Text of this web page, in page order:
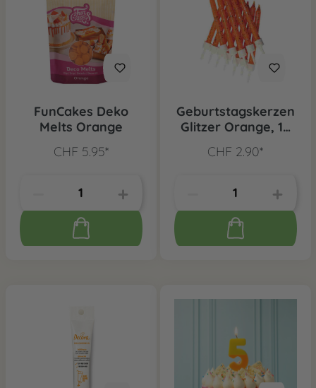
FunCakes Deko
Melts Orange
CHF 5.95*
Geburtstagskerzen
Glitzer Orange, 12
CHF 2.90*